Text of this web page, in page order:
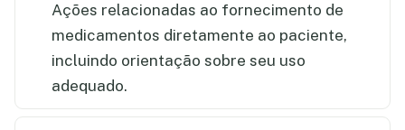
Ações relacionadas ao fornecimento de
medicamentos diretamente ao paciente,
incluindo orientação sobre seu uso
adequado.